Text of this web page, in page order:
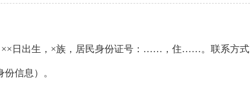
××日出生，×族，居民身份证号：……，住……。联系方
信息）。